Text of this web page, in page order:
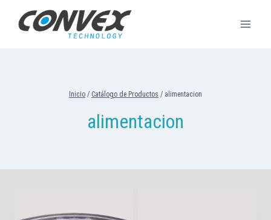
contenido
Inicio / Catálogo de Productos / alimentacion
alimentacion